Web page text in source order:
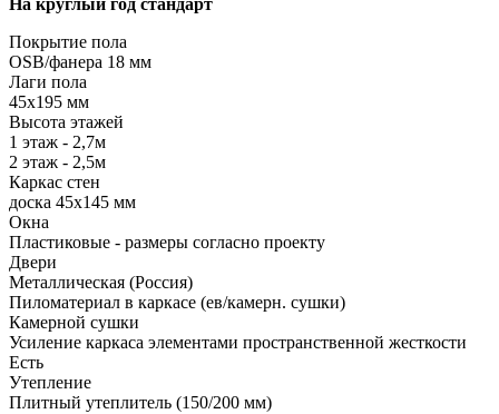
На круглый год стандарт
Покрытие пола
ОSB/фанера 18 мм
Лаги пола
45х195 мм
Высота этажей
1 этаж - 2,7м
2 этаж - 2,5м
Каркас стен
доска 45х145 мм
Окна
Пластиковые - размеры согласно проекту
Двери
Металлическая (Россия)
Пиломатериал в каркасе (ев/камерн. сушки)
Камерной сушки
Усиление каркаса элементами пространственной жесткости
Есть
Утепление
Плитный утеплитель (150/200 мм)